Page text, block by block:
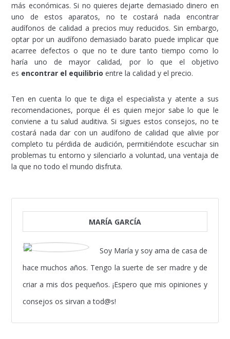
más económicas. Si no quieres dejarte demasiado dinero en
uno de estos aparatos, no te costará nada encontrar
audífonos de calidad a precios muy reducidos. Sin embargo,
optar por un audífono demasiado barato puede implicar que
acarree defectos o que no te dure tanto tiempo como lo
haría uno de mayor calidad, por lo que el objetivo
es encontrar el equilibrio entre la calidad y el precio.
Ten en cuenta lo que te diga el especialista y atente a sus
recomendaciones, porque él es quien mejor sabe lo que le
conviene a tu salud auditiva. Si sigues estos consejos, no te
costará nada dar con un audífono de calidad que alivie por
completo tu pérdida de audición, permitiéndote escuchar sin
problemas tu entorno y silenciarlo a voluntad, una ventaja de
la que no todo el mundo disfruta.
MARÍA GARCÍA
Soy María y soy ama de casa de
hace muchos años. Tengo la suerte de ser madre y de
criar a mis dos pequeños. ¡Espero que mis opiniones y
consejos os sirvan a tod@s!